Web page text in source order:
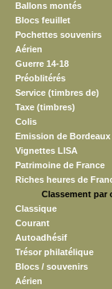
Ballons montés
Blocs feuillet
Pochettes souvenirs
Aérien
Guerre 14-18
Préoblitérés
Service (timbres de)
Taxe (timbres)
Colis
Emission de Bordeaux
Vignettes LISA
Patrimoine de France
Riches heures de
Classement par
Classique
Courant
Autoadhésif
Trésor philatélique
Blocs / souvenirs
Aérien